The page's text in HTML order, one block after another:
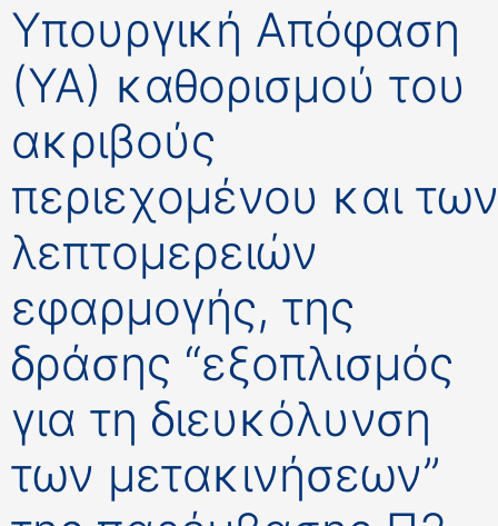
Υπουργική Απόφαση
(ΥΑ) καθορισμού του
ακριβούς
περιεχομένου και των
λεπτομερειών
εφαρμογής, της
δράσης “εξοπλισμός
για τη διευκόλυνση
των μετακινήσεων”